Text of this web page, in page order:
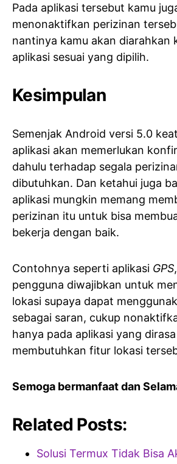
Pada aplikasi tersebut kamu
menonaktifkan perizinan
nantinya kamu akan diarahkan
aplikasi sesuai yang dipilih.
Kesimpulan
Semenjak Android versi 5.0
aplikasi akan memerlukan
dahulu terhadap segala
dibutuhkan. Dan ketahui juga
aplikasi mungkin memang
perizinan itu untuk bisa
bekerja dengan baik.
Contohnya seperti aplikasi GPS
pengguna diwajibkan untuk
lokasi supaya dapat
sebagai saran, cukup
hanya pada aplikasi yang
membutuhkan fitur lokasi
Semoga bermanfaat dan
Related Posts:
Solusi Termux Tidak Bisa